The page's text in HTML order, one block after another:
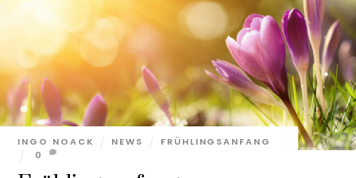
INGO NOACK NEWS
FRÜHLINGSANFANG
0